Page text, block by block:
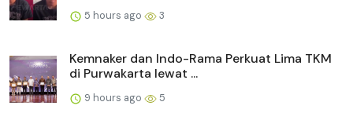
5 hours ago 3
Kemnaker dan Indo-Rama Perkuat Lima TKM
di Purwakarta lewat ...
9 hours ago 5